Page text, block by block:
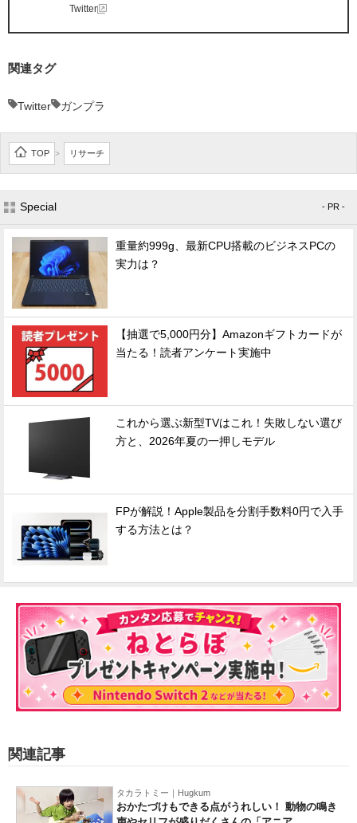
Twitter
関連タグ
Twitter ガンプラ
TOP > リサーチ
Special - PR -
重量約999g、最新CPU搭載のビジネスPCの
実力は？
【抽選で5,000円分】Amazonギフトカードが
当たる！読者アンケート実施中
これから選ぶ新型TVはこれ！失敗しない選び
方と、2026年夏の一押しモデル
FPが解説！Apple製品を分割手数料0円で入手
する方法とは？
関連記事
タカラトミー｜Hugkum
おかたづけもできる点がうれしい！ 動物の鳴き